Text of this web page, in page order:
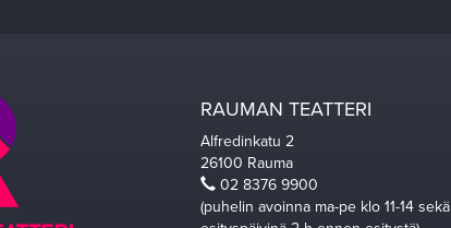
RAUMAN TEATTERI
Alfredinkatu 2
26100 Rauma
02 8376 9900
(puhelin avoinna ma-pe klo 11-14 sekä